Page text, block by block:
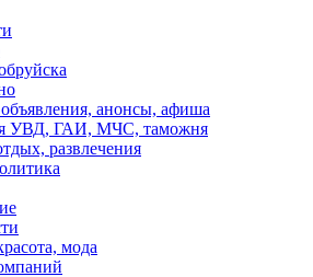
анонсы, афиша
УВД, ГАИ, МЧС, таможня
развлечения
мода